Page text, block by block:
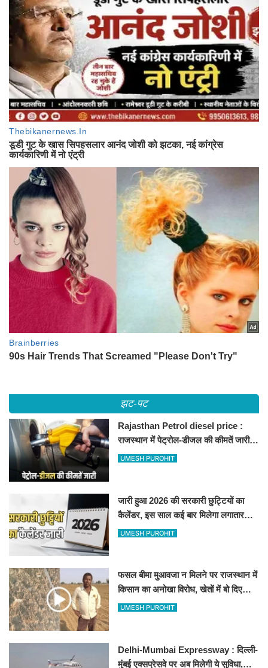
झट-पट
Rajasthan Petrol diesel price :
राजस्थान में पेट्रोल-डीजल की कीमतें जारी,
जानिए बीकानेर समेत पुरे प्रदेश में नए रेट
UMESH PUROHIT
जारी हुआ 2026 की सरकारी छुट्टियों का
कैलेंडर, इस साल कई बार मिलेगा लगातार
अवकाश, देखें
UMESH PUROHIT
फसल बीमा मुआवजा न मिलने पर राजस्थान में
किसान का अनोखा विरोध, खेतों में बो दिए
500-500 रुपए के नोट, वीडियो वायरल
UMESH PUROHIT
Delhi-Mumbai Expressway : दिल्ली-
मुंबई एक्सप्रेसवे पर अब मिलेगी ये सुविधा,